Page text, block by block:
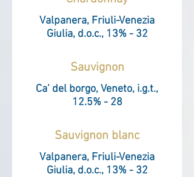
Valpanera, Friuli-Venezia
Giulia, d.o.c., 13% - 32
Sauvignon
Ca’ del borgo, Veneto, i.g.t.,
12.5% - 28
Sauvignon blanc
Valpanera, Friuli-Venezia
Giulia, d.o.c., 13% - 32